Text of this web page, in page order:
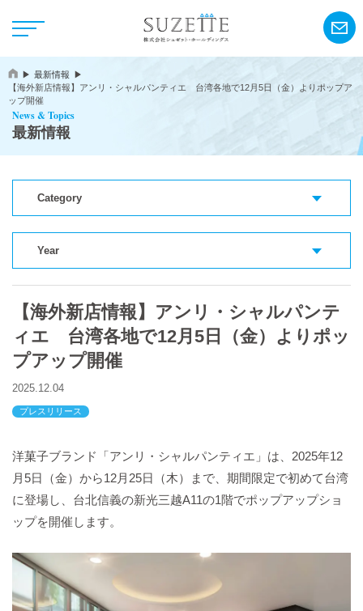
NEWS
シーキューブ
カサネオ
バックハウスイリエ
English
サイトマップ
最新情報
【海外新店情報】アンリ・シャルパンティエ 台湾各地で12月5日（金）よりポップア
ップ開催
News & Topics
最新情報
Category
Year
【海外新店情報】アンリ・シャルパンテ
ィエ 台湾各地で12月5日（金）よりポッ
プアップ開催
2025.12.04
プレスリリース
洋菓子ブランド「アンリ・シャルパンティエ」は、2025年12
月5日（金）から12月25日（木）まで、期間限定で初めて台湾
に登場し、台北信義の新光三越A11の1階でポップアップショ
ップを開催します。